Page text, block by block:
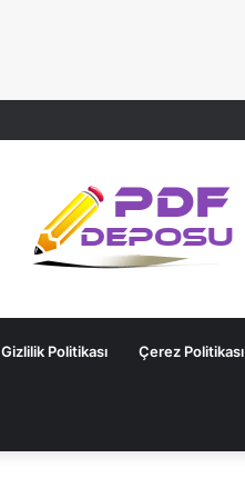
Gizlilik Politikası Çerez Politikası